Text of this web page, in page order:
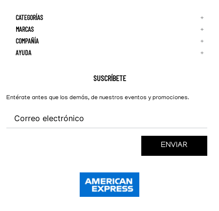
CATEGORÍAS +
MARCAS +
Adidas
Reebok
COMPAÑÍA +
Quiénes Somos
AYUDA +
SUSCRÍBETE
Entérate antes que los demás, de nuestros eventos y promociones.
ENVIAR